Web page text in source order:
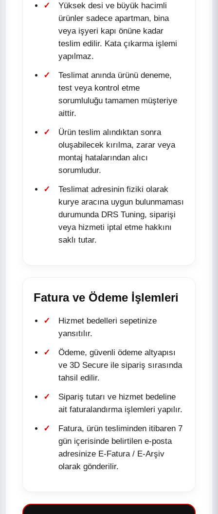
Yüksek desi ve büyük hacimli
ürünler sadece apartman, bina
veya işyeri kapı önüne kadar
teslim edilir. Kata çıkarma işlemi
yapılmaz.
Teslimat anında ürünü deneme,
test veya kontrol etme
sorumluluğu tamamen müşteriye
aittir.
Ürün teslim alındıktan sonra
oluşabilecek kırılma, zarar veya
montaj hatalarından alıcı
sorumludur.
Teslimat adresinin fiziki olarak
kurye aracına uygun bulunmaması
durumunda DRS Tuning, siparişi
veya hizmeti iptal etme hakkını
saklı tutar.
Fatura ve Ödeme İşlemleri
Hizmet bedelleri sepetinize
yansıtılır.
Ödeme, güvenli ödeme altyapısı
ve 3D Secure ile sipariş sırasında
tahsil edilir.
Sipariş tutarı ve hizmet bedeline
ait faturalandırma işlemleri yapılır.
Fatura, ürün tesliminden itibaren 7
gün içerisinde belirtilen e-posta
adresinize E-Fatura / E-Arşiv
olarak gönderilir.